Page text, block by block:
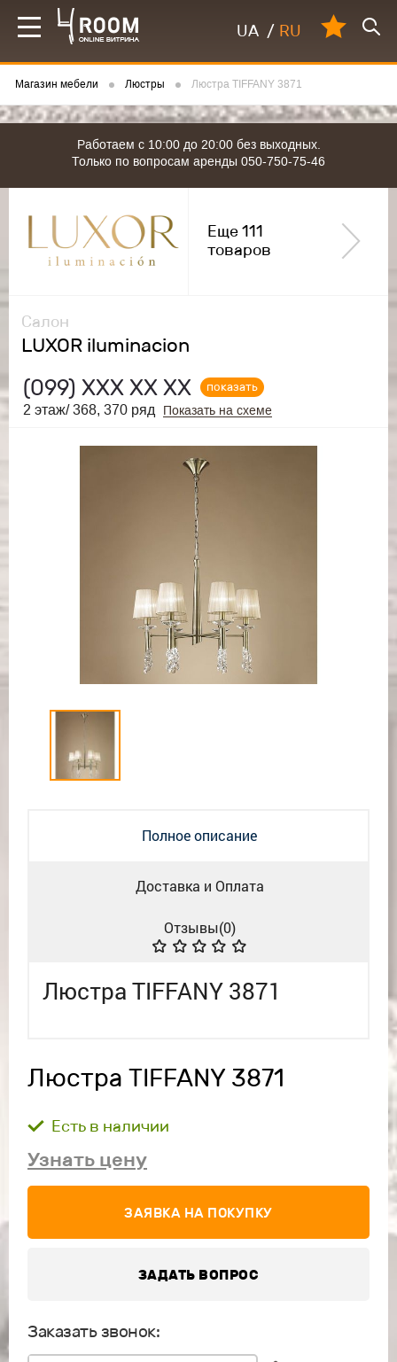
UA / RU
Магазин мебели Люстры Люстра TIFFANY 3871
Работаем с 10:00 до 20:00 без выходных.
Только по вопросам аренды 050-750-75-46
Салон
LUXOR iluminacion
(099) ХХХ ХХ ХХ
показать
2 этаж/ 368, 370 ряд
Показать на схеме
Еще 111
товаров
Полное описание
Доставка и Оплата
Отзывы(0)
Люстра TIFFANY 3871
Люстра TIFFANY 3871
Есть в наличии
Узнать цену
ЗАЯВКА НА ПОКУПКУ
ЗАДАТЬ ВОПРОС
Заказать звонок: